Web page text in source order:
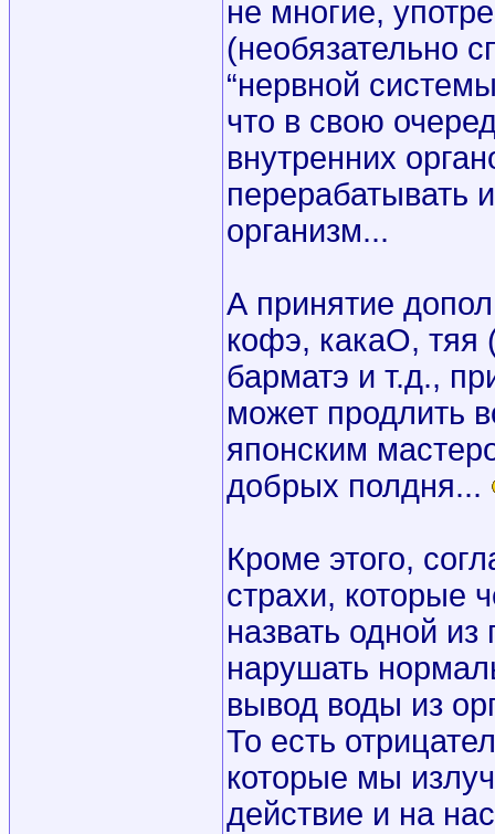
не многие,
(необязательно
“нервной
что в свою
внутренних
перерабатывать
организм...
А принятие
кофэ, какаО, тяя
барматэ и т.д.,
может продлить
японским
добрых полдня...
Кроме этого,
страхи, которые
назвать одной
нарушать
вывод воды из
То есть
которые мы
действие и на